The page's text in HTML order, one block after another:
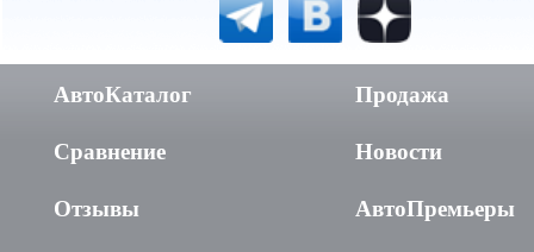
АвтоКаталог
Сравнение
Отзывы
Продажа
Новости
АвтоПремьеры